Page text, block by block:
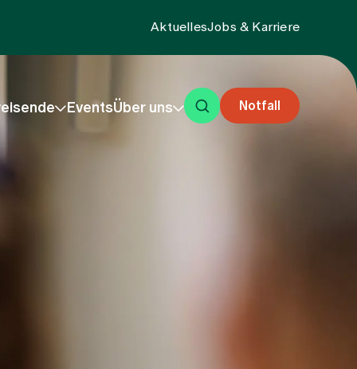
AktuellesJobs & Karriere
EventsÜber uns Notfall